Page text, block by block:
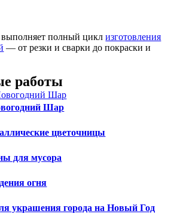
выполняет полный циклизготовления
— от резки и сварки до покраски и
работы
Шар
цветочницы
для мусора
огня
украшения города на Новый Год